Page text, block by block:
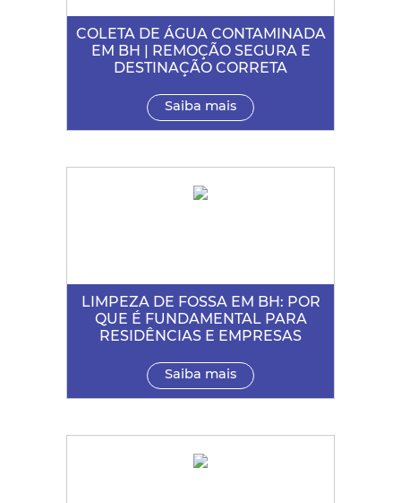
COLETA DE ÁGUA CONTAMINADA
EM BH | REMOÇÃO SEGURA E
DESTINAÇÃO CORRETA
Saiba mais
LIMPEZA DE FOSSA EM BH: POR
QUE É FUNDAMENTAL PARA
RESIDÊNCIAS E EMPRESAS
Saiba mais